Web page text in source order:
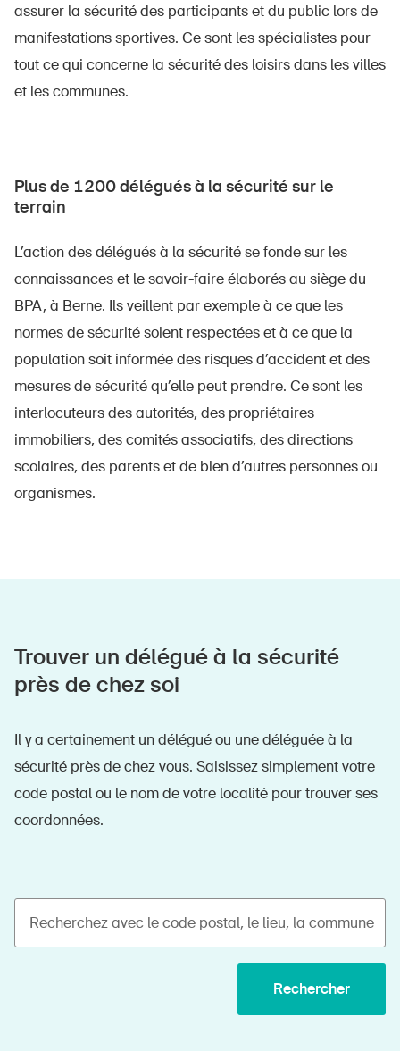
assurer la sécurité des participants et du public lors de
manifestations sportives. Ce sont les spécialistes pour
tout ce qui concerne la sécurité des loisirs dans les villes
et les communes.
Plus de 1200 délégués à la sécurité sur le
terrain
L’action des délégués à la sécurité se fonde sur les
connaissances et le savoir-faire élaborés au siège du
BPA, à Berne. Ils veillent par exemple à ce que les
normes de sécurité soient respectées et à ce que la
population soit informée des risques d’accident et des
mesures de sécurité qu’elle peut prendre. Ce sont les
interlocuteurs des autorités, des propriétaires
immobiliers, des comités associatifs, des directions
scolaires, des parents et de bien d’autres personnes ou
organismes.
Trouver un délégué à la sécurité
près de chez soi
Il y a certainement un délégué ou une déléguée à la
sécurité près de chez vous. Saisissez simplement votre
code postal ou le nom de votre localité pour trouver ses
coordonnées.
Recherchez avec le code postal, le lieu, la commune
Rechercher